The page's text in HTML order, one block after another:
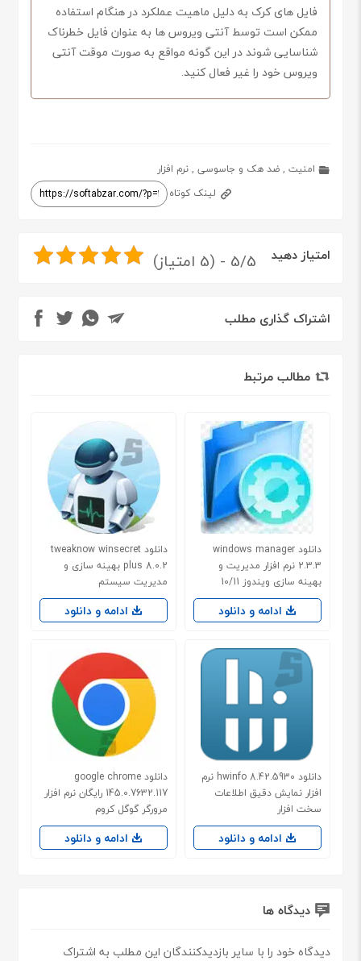
فایل های کرک به دلیل ماهیت عملکرد در هنگام استفاده
ممکن است توسط آنتی ویروس ها به عنوان فایل خطرناک
شناسایی شوند در این گونه مواقع به صورت موقت آنتی
ویروس خود را غیر فعال کنید.
امنیت ,ضد هک و جاسوسی ,نرم افزار
لینک کوتاه
امتیاز دهید 5/5 - (5 امتیاز)
اشتراک گذاری مطلب
مطالب مرتبط
دانلود windows manager
2.3.3 نرم افزار مدیریت و
بهینه سازی ویندوز 10/11
ادامه و دانلود
دانلود tweaknow winsecret
plus 8.0.2 بهینه سازی و
مدیریت سیستم
ادامه و دانلود
دانلود hwinfo 8.42.5930 نرم
افزار نمایش دقیق اطلاعات
سخت افزار
ادامه و دانلود
دانلود google chrome
145.0.7632.117 رایگان نرم افزار
مرورگر گوگل کروم
ادامه و دانلود
دیدگاه ها
دیدگاه خود را با سایر بازدیدکنندگان این مطلب به اشتراک